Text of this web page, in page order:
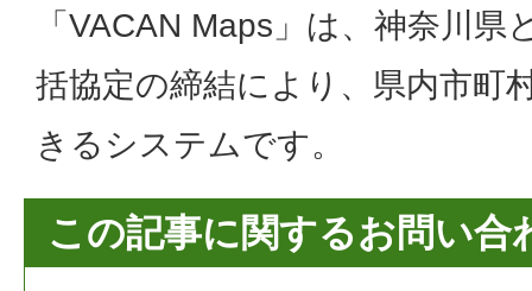
「VACAN Maps」は、神奈川
括協定の締結により、県内市町
きるシステムです。
この記事に関するお問い合